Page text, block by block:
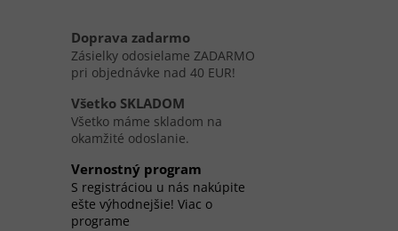
Doprava zadarmo
Zásielky odosielame ZADARMO
pri objednávke nad 40 EUR!
Všetko SKLADOM
Všetko máme skladom na
okamžité odoslanie.
Vernostný program
S registráciou u nás nakúpite
ešte výhodnejšie! Viac o
programe